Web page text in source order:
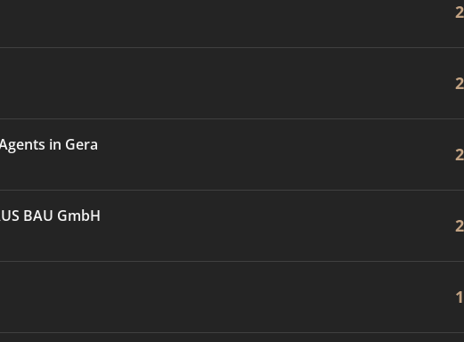
in Gera
BAU GmbH